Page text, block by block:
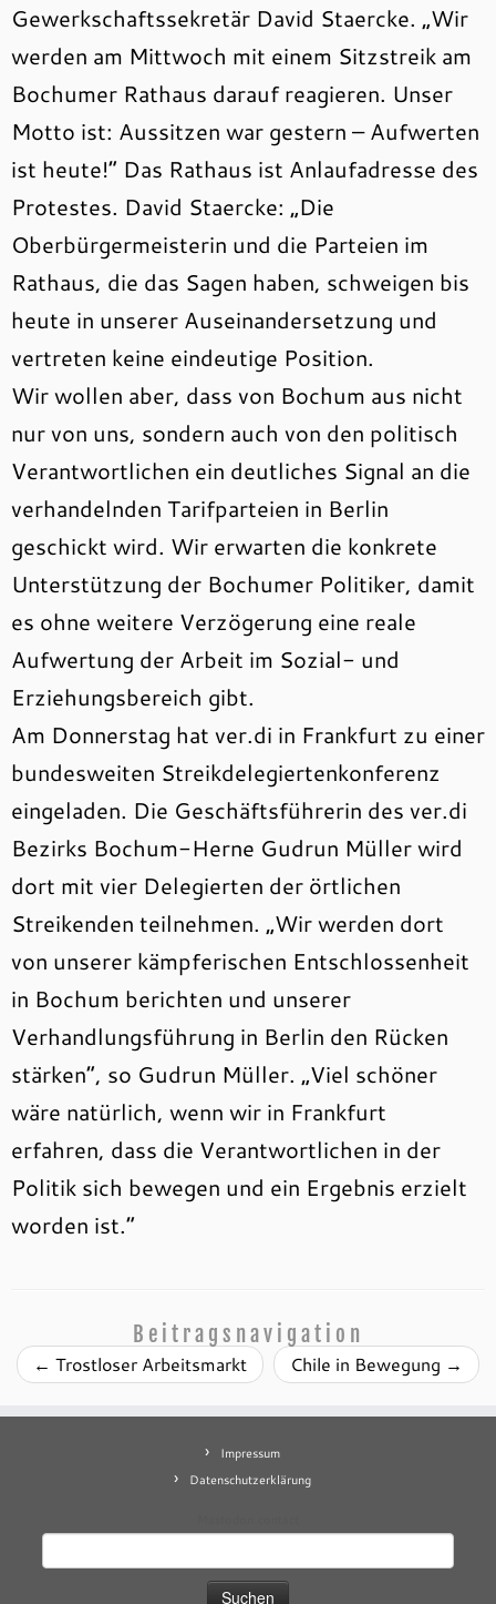
Gewerkschaftssekretär David Staercke. „Wir
werden am Mittwoch mit einem Sitzstreik am
Bochumer Rathaus darauf reagieren. Unser
Motto ist: Aussitzen war gestern – Aufwerten
ist heute!“ Das Rathaus ist Anlaufadresse des
Protestes. David Staercke: „Die
Oberbürgermeisterin und die Parteien im
Rathaus, die das Sagen haben, schweigen bis
heute in unserer Auseinandersetzung und
vertreten keine eindeutige Position.
Wir wollen aber, dass von Bochum aus nicht
nur von uns, sondern auch von den politisch
Verantwortlichen ein deutliches Signal an die
verhandelnden Tarifparteien in Berlin
geschickt wird. Wir erwarten die konkrete
Unterstützung der Bochumer Politiker, damit
es ohne weitere Verzögerung eine reale
Aufwertung der Arbeit im Sozial- und
Erziehungsbereich gibt.
Am Donnerstag hat ver.di in Frankfurt zu einer
bundesweiten Streikdelegiertenkonferenz
eingeladen. Die Geschäftsführerin des ver.di
Bezirks Bochum-Herne Gudrun Müller wird
dort mit vier Delegierten der örtlichen
Streikenden teilnehmen. „Wir werden dort
von unserer kämpferischen Entschlossenheit
in Bochum berichten und unserer
Verhandlungsführung in Berlin den Rücken
stärken“, so Gudrun Müller. „Viel schöner
wäre natürlich, wenn wir in Frankfurt
erfahren, dass die Verantwortlichen in der
Politik sich bewegen und ein Ergebnis erzielt
worden ist.“
Beitragsnavigation
← Trostloser Arbeitsmarkt Chile in Bewegung →
Impressum
Datenschutzerklärung